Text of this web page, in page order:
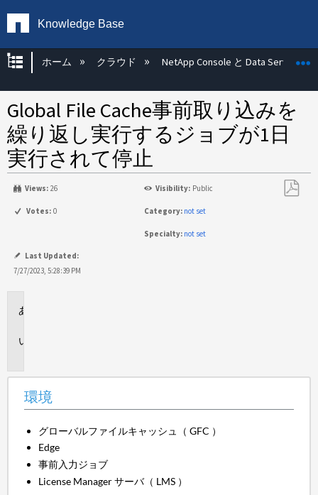
Knowledge Base
グローバル階層を展開/折りたたむ
ホーム クラウド NetApp Console と Data Services
Global File Cache事前取り込みを
繰り返し実行するジョブが1日
実行されて停止
Views: 26 Visibility: Public
Votes: 0 Category: not set
Specialty: not set
Last Updated:
7/27/2023, 5:28:39 PM
環境
グローバルファイルキャッシュ（ GFC ）
Edge
事前入力ジョブ
License Manager サーバ（ LMS ）